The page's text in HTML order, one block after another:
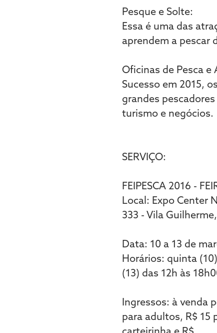
Pesque e Solte:
Essa é uma das
aprendem a pescar
Oficinas de Pesca
Sucesso em 2015,
grandes
turismo e negócios.
SERVIÇO:
FEIPESCA 2016 -
Local: Expo Center
333 - Vila
Data: 10 a 13 de
Horários: quinta
(13) das 12h às
Ingressos: à venda
para adultos, R$ 15